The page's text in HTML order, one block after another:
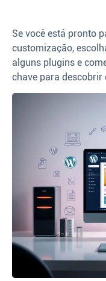
Se você está pronto
customização,
alguns plugins e
chave para descobrir